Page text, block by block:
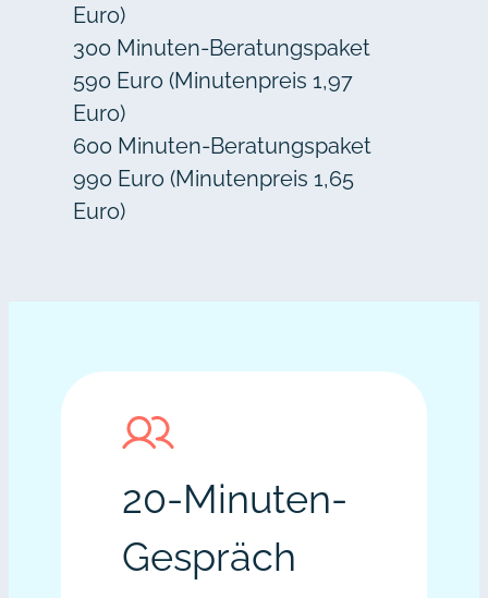
Euro)
300 Minuten-Beratungspaket
590 Euro (Minutenpreis 1,97
Euro)
600 Minuten-Beratungspaket
990 Euro (Minutenpreis 1,65
Euro)
20-Minuten-
Gespräch